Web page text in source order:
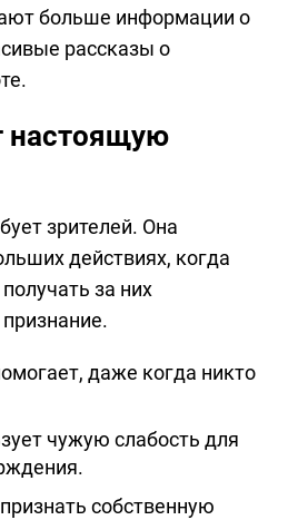
больше информации о
рассказы о
настоящую
зрителей. Она
действиях, когда
за них
даже когда никто
чужую слабость для
собственную